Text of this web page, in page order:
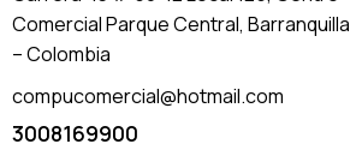
Comercial Parque Central, Barranquilla
– Colombia
compucomercial@hotmail.com
3008169900